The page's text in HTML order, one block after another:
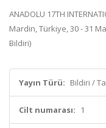
ANADOLU 17TH
Mardin, Türkiye, 30 - 31
Bildiri)
Yayın Türü: Bildiri /
Cilt numarası: 1